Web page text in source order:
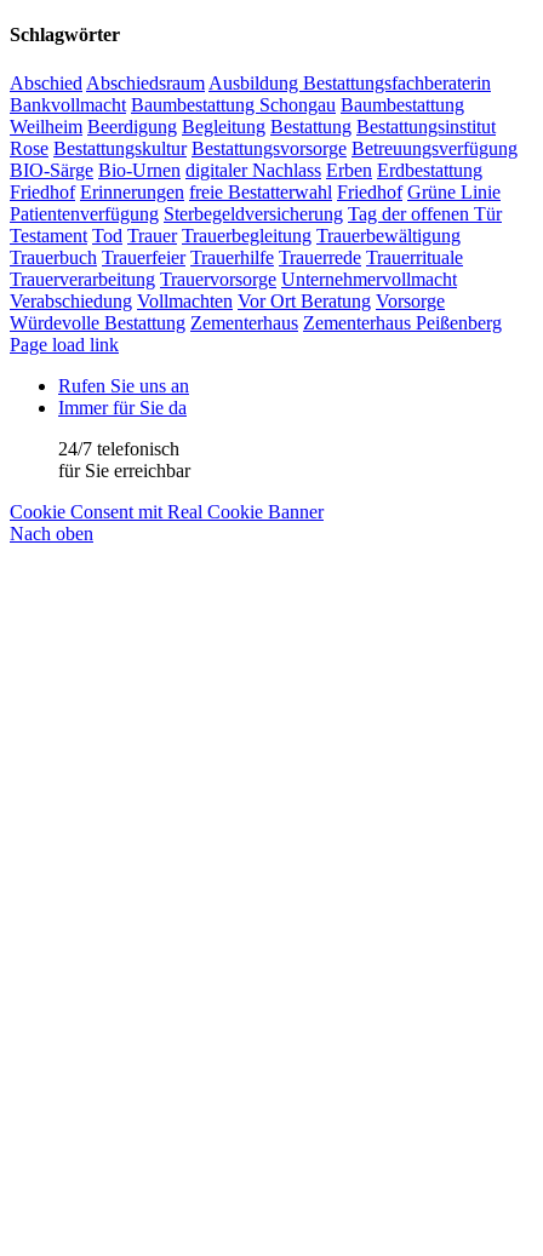
Schlagwörter
Abschied Abschiedsraum Ausbildung Bestattungsfachberaterin
Bankvollmacht Baumbestattung Schongau Baumbestattung
Weilheim Beerdigung Begleitung Bestattung Bestattungsinstitut
Rose Bestattungskultur Bestattungsvorsorge Betreuungsverfügung
BIO-Särge Bio-Urnen digitaler Nachlass Erben Erdbestattung
Friedhof Erinnerungen freie Bestatterwahl Friedhof Grüne Linie
Patientenverfügung Sterbegeldversicherung Tag der offenen Tür
Testament Tod Trauer Trauerbegleitung Trauerbewältigung
Trauerbuch Trauerfeier Trauerhilfe Trauerrede Trauerrituale
Trauerverarbeitung Trauervorsorge Unternehmervollmacht
Verabschiedung Vollmachten Vor Ort Beratung Vorsorge
Würdevolle Bestattung Zementerhaus Zementerhaus Peißenberg
Page load link
Rufen Sie uns an
Immer für Sie da
24/7 telefonisch
für Sie erreichbar
Cookie Consent mit Real Cookie Banner
Nach oben